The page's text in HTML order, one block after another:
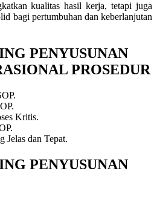
kualitas hasil kerja, tetapi juga
bagi pertumbuhan dan keberlanjutan
PENYUSUNAN
PROSEDUR
Kritis.
Jelas dan Tepat.
PENYUSUNAN